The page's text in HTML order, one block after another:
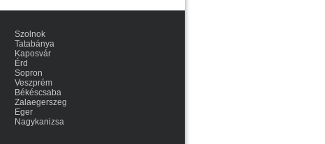
Szolnok
Tatabánya
Kaposvár
Érd
Sopron
Veszprém
Békéscsaba
Zalaegerszeg
Eger
Nagykanizsa